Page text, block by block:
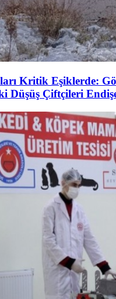
Kritik Eşiklerde:
Düşüş Çiftçileri